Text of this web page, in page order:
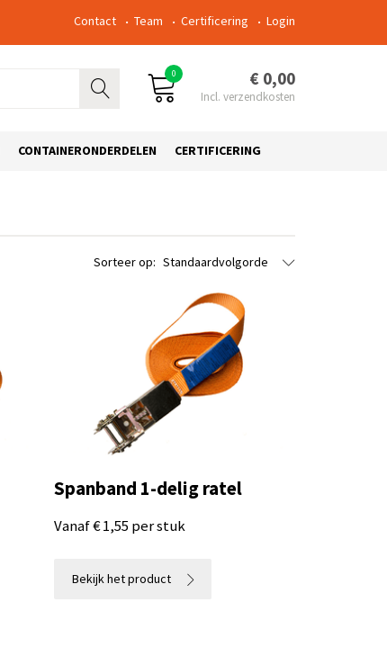
Contact Team Certificering Login
0 € 0,00
CONTAINERONDERDELEN CERTIFICERING
Sorteer op: Standaardvolgorde
Spanband 1-delig ratel
Vanaf € 1,55 per stuk
4 Trekkrachtbeschikbaar
Bekijk het product